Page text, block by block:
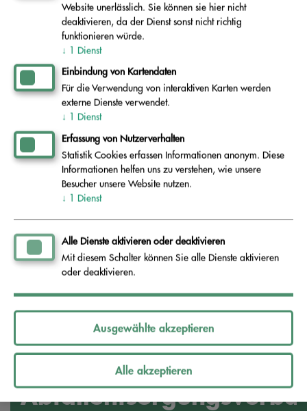
Der Abfallentsorgungsverband Schwarze Elster
steht Ihnen als kompetenter Dienstleister bei allen
Fragen rund um Abfallvermeidung,
Abfallverwertung oder Abfallbeseitigung zur
Sie erreichen uns unter 03574 - 4677-0
per E-
aev@schwarze-elster.deoder über
Kontaktformular.
Bei Bedarf klären wir Ihr Abfallproblem im
Rahmen eines Vororttermins oder vermitteln Sie
zu den regionalen Entsorgungsunternehmen und
bieten Hilfestellung bei der Kontaktaufnahme.
Website unerlässlich. Sie können sie hier nicht
deaktivieren, da der Dienst sonst nicht richtig
funktionieren würde.
↓ 1 Dienst
Einbindung von Kartendaten
Für die Verwendung von interaktiven Karten werden
externe Dienste verwendet.
↓ 1 Dienst
Erfassung von Nutzerverhalten
Statistik Cookies erfassen Informationen anonym. Diese
Informationen helfen uns zu verstehen, wie unsere
Besucher unsere Website nutzen.
↓ 1 Dienst
Alle Dienste aktivieren oder deaktivieren
Mit diesem Schalter können Sie alle Dienste aktivieren
oder deaktivieren.
Ausgewählte akzeptieren
Alle akzeptieren